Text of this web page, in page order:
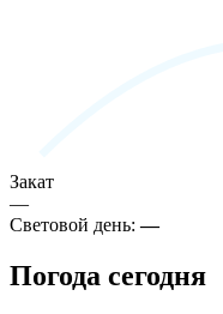
Закат
—
Световой день:—
Погода сегодня